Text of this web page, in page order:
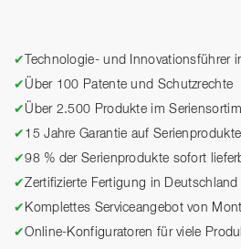
✔
Technologie- und Innovationsführer
✔ Über 100 Patente und Schutzrechte
✔ Über 2.500 Produkte im
✔ 15 Jahre Garantie auf Serienprodukte
✔98 % der Serienprodukte sofort
✔Zertifizierte Fertigung in Deutschland
✔ Komplettes Serviceangebot von
✔Online-Konfiguratoren für viele